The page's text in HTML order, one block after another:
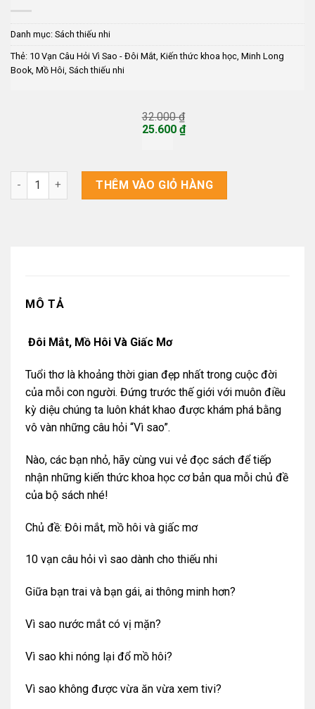
Danh mục: Sách thiếu nhi
Thẻ: 10 Vạn Câu Hỏi Vì Sao - Đôi Mắt, Kiến thức khoa học, Minh Long
Book, Mồ Hôi, Sách thiếu nhi
32.000₫
Giá
25.600 ₫
là:
25.600 ₫.
10 Vạn Câu Hỏi Vì Sao - Đôi Mắt, Mồ Hôi số lượng
THÊM VÀO GIỎ HÀNG
MÔ TẢ
Đôi Mắt, Mồ Hôi Và Giấc Mơ
Tuổi thơ là khoảng thời gian đẹp nhất trong cuộc đời
của mỗi con người. Đứng trước thế giới với muôn điều
kỳ diệu chúng ta luôn khát khao được khám phá bằng
vô vàn những câu hỏi “Vì sao”.
Nào, các bạn nhỏ, hãy cùng vui vẻ đọc sách để tiếp
nhận những kiến thức khoa học cơ bản qua mỗi chủ đề
của bộ sách nhé!
Chủ đề: Đôi mắt, mồ hôi và giấc mơ
10 vạn câu hỏi vì sao dành cho thiếu nhi
Giữa bạn trai và bạn gái, ai thông minh hơn?
Vì sao nước mắt có vị mặn?
Vì sao khi nóng lại đổ mồ hôi?
Vì sao không được vừa ăn vừa xem tivi?